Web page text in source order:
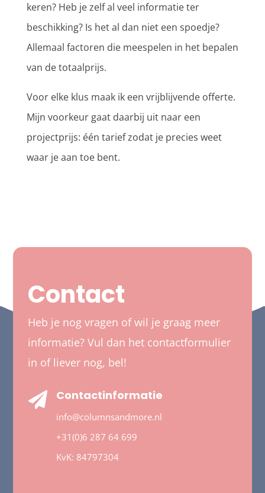
keren? Heb je zelf al veel informatie ter
beschikking? Is het al dan niet een spoedje?
Allemaal factoren die meespelen in het bepalen
van de totaalprijs.
Voor elke klus maak ik een vrijblijvende offerte.
Mijn voorkeur gaat daarbij uit naar een
projectprijs: één tarief zodat je precies weet
waar je aan toe bent.
Contact
Heb je nog vragen of wil je graag meer
informatie? Vul dan het contactformulier
in of liever nog, bel!
 Contactinformatie
info@columnsandmore.nl
+31(0)6 287 64 699
KvK: 84797304